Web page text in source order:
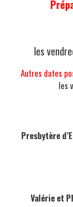
les
Autres dates
les
Presbytère
Valérie et